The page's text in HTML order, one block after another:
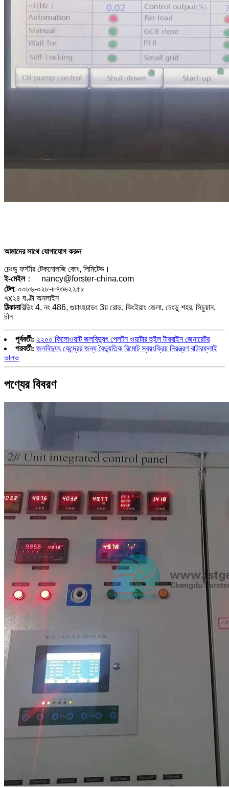
আমাদের সাথে যোগাযোগ করুন
চেংডু ফর্স্টার টেকনোলজি কোং, লিমিটেড।
ই-মেইল： nancy@forster-china.com
টেল: ০০৮৬-০২৮-৮৭৩৬২২৫৮
৭x২৪ ঘণ্টা অনলাইন
ঠিকানাবিল্ডিং 4, নং 486, গুয়াংহুয়াডং 3য় রোড, কিংইয়াং জেলা, চেংডু শহর, সিচুয়ান,
চীন
পূর্ববর্তী: ২২০০ কিলোওয়াট জলবিদ্যুৎ পেলটন ওয়াটার হুইল টারবাইন জেনারেটর
পরবর্তী: জলবিদ্যুৎ কেন্দ্রের জন্য বৈদ্যুতিক রিমোট স্বয়ংক্রিয় নিয়ন্ত্রণ বাটারফ্লাই
ভালভ
পণ্যের বিবরণ